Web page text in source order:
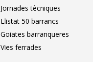
Jornades tècniques
Llistat 50 barrancs
Goiates barranqueres
Vies ferrades